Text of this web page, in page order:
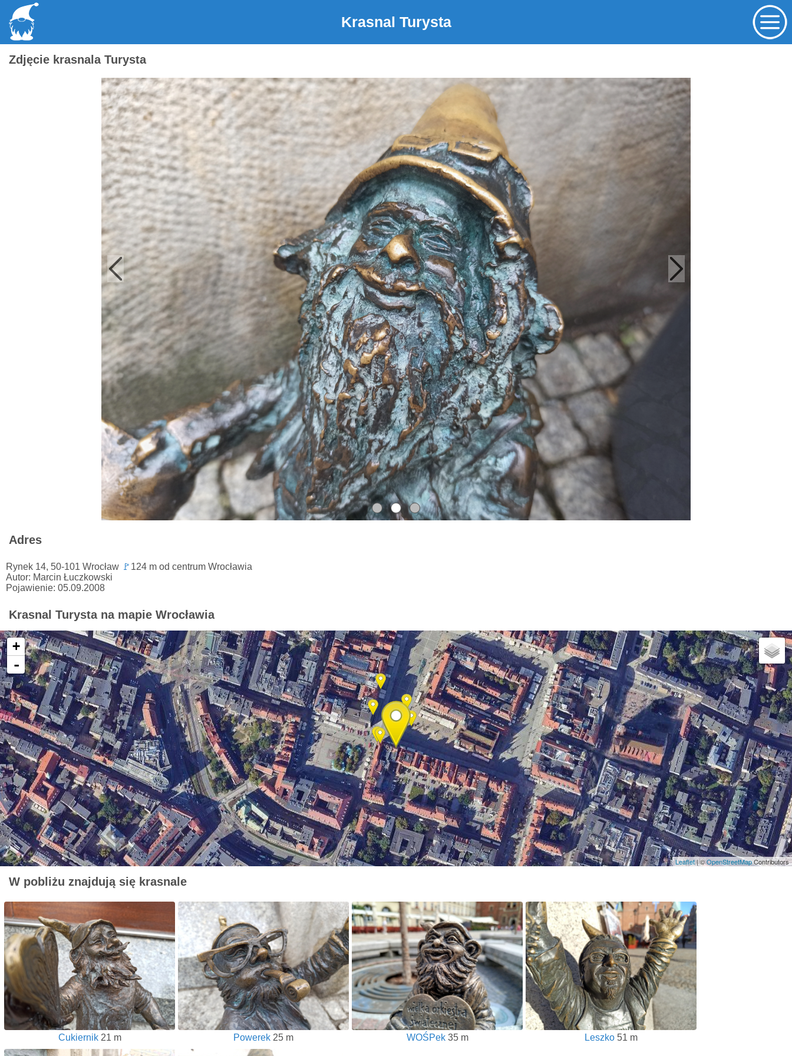
Krasnal Turysta
Zdjęcie krasnala Turysta
Adres
Rynek 14, 50-101 Wrocław 🚩 124 m od centrum Wrocławia
Autor: Marcin Łuczkowski
Pojawienie: 05.09.2008
Krasnal Turysta na mapie Wrocławia
+
-
Leaflet| ©OpenStreetMapContributors
W pobliżu znajdują się krasnale
Cukiernik21 m Powerek 25 m WOŚPek35 m Leszko 51 m